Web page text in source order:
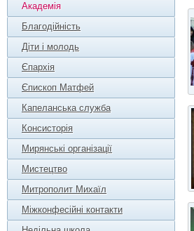
Академія
Благодійність
Діти і молодь
Єпархія
Єпископ Матфей
Капеланська служба
Консисторія
Мирянські організації
Мистецтво
Митрополит Михаїл
Міжконфесійні контакти